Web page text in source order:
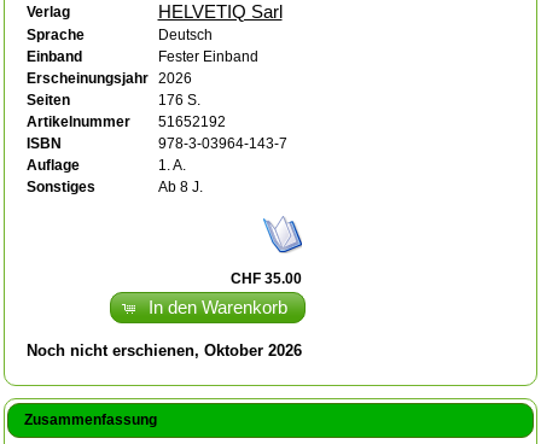
Verlag
HELVETIQ Sarl
Sprache
Deutsch
Einband
Fester Einband
Erscheinungsjahr
2026
Seiten
176 S.
Artikelnummer
51652192
ISBN
978-3-03964-143-7
Auflage
1. A.
Sonstiges
Ab 8 J.
CHF 35.00
In den Warenkorb
Noch nicht erschienen, Oktober 2026
Zusammenfassung